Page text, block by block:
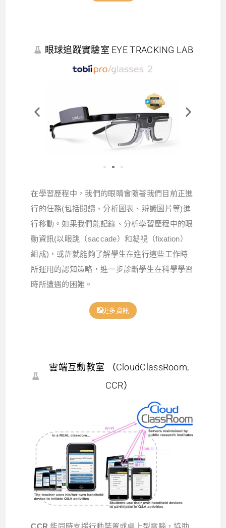
眼球追蹤實驗室 EYE TRACKING LAB
在學習歷程中，我們的眼睛會隨著我們目前正進
行的任務(包括閱讀、分析圖表、辨識圖片等)進
行移動。如果我們能記錄、分析學習歷程中的眼
動資訊(以眼跳（saccade）和凝視（fixation）
組成)，或許就能夠了解學生在進行這些工作時
所運用的認知策略，進一步診斷學生在科學學習
時所遭遇的困難。
更多資訊
雲端互動教室 （CloudClassRoom,
CCR）
CCR 能同時支援行動裝置或桌上型電腦，協助